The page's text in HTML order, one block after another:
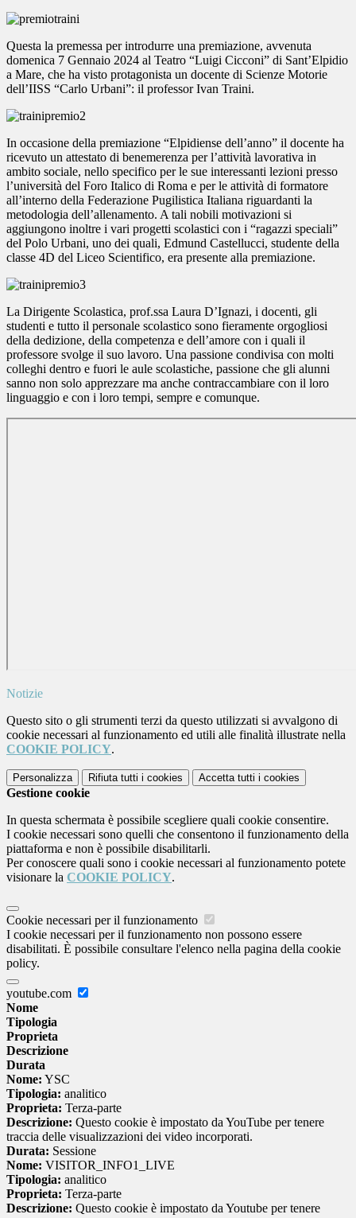
Questa la premessa per introdurre una premiazione, avvenuta
domenica 7 Gennaio 2024 al Teatro “Luigi Cicconi” di Sant’Elpidio
a Mare, che ha visto protagonista un docente di Scienze Motorie
dell’IISS “Carlo Urbani”: il professor Ivan Traini.
In occasione della premiazione “Elpidiense dell’anno” il docente ha
ricevuto un attestato di benemerenza per l’attività lavorativa in
ambito sociale, nello specifico per le sue interessanti lezioni presso
l’università del Foro Italico di Roma e per le attività di formatore
all’interno della Federazione Pugilistica Italiana riguardanti la
metodologia dell’allenamento. A tali nobili motivazioni si
aggiungono inoltre i vari progetti scolastici con i “ragazzi speciali”
del Polo Urbani, uno dei quali, Edmund Castellucci, studente della
classe 4D del Liceo Scientifico, era presente alla premiazione.
La Dirigente Scolastica, prof.ssa Laura D’Ignazi, i docenti, gli
studenti e tutto il personale scolastico sono fieramente orgogliosi
della dedizione, della competenza e dell’amore con i quali il
professore svolge il suo lavoro. Una passione condivisa con molti
colleghi dentro e fuori le aule scolastiche, passione che gli alunni
sanno non solo apprezzare ma anche contraccambiare con il loro
linguaggio e con i loro tempi, sempre e comunque.
Notizie
Questo sito o gli strumenti terzi da questo utilizzati si avvalgono di
cookie necessari al funzionamento ed utili alle finalità illustrate nella
COOKIE POLICY.
Personalizza Rifiuta tutti i cookies Accetta tutti i cookies
Gestione cookie
In questa schermata è possibile scegliere quali cookie consentire.
I cookie necessari sono quelli che consentono il funzionamento della
piattaforma e non è possibile disabilitarli.
Per conoscere quali sono i cookie necessari al funzionamento potete
visionare la COOKIE POLICY.
Cookie necessari per il funzionamento
I cookie necessari per il funzionamento non possono essere
disabilitati. È possibile consultare l'elenco nella pagina della cookie
policy.
youtube.com
Nome
Tipologia
Proprieta
Descrizione
Durata
Nome: YSC
Tipologia: analitico
Proprieta: Terza-parte
Descrizione: Questo cookie è impostato da YouTube per tenere
traccia delle visualizzazioni dei video incorporati.
Durata: Sessione
Nome: VISITOR_INFO1_LIVE
Tipologia: analitico
Proprieta: Terza-parte
Descrizione: Questo cookie è impostato da Youtube per tenere